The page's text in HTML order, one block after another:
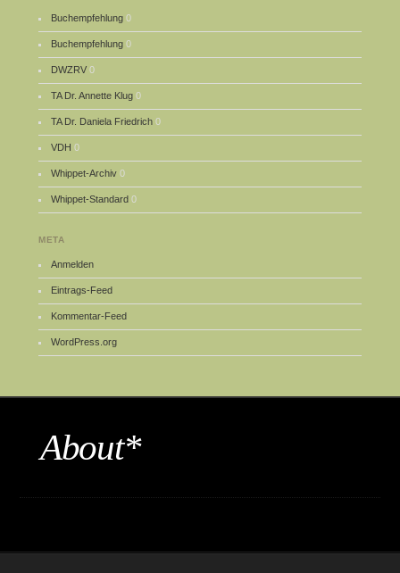
Buchempfehlung 0
Buchempfehlung 0
DWZRV 0
TA Dr. Annette Klug 0
TA Dr. Daniela Friedrich 0
VDH 0
Whippet-Archiv 0
Whippet-Standard 0
META
Anmelden
Eintrags-Feed
Kommentar-Feed
WordPress.org
About*